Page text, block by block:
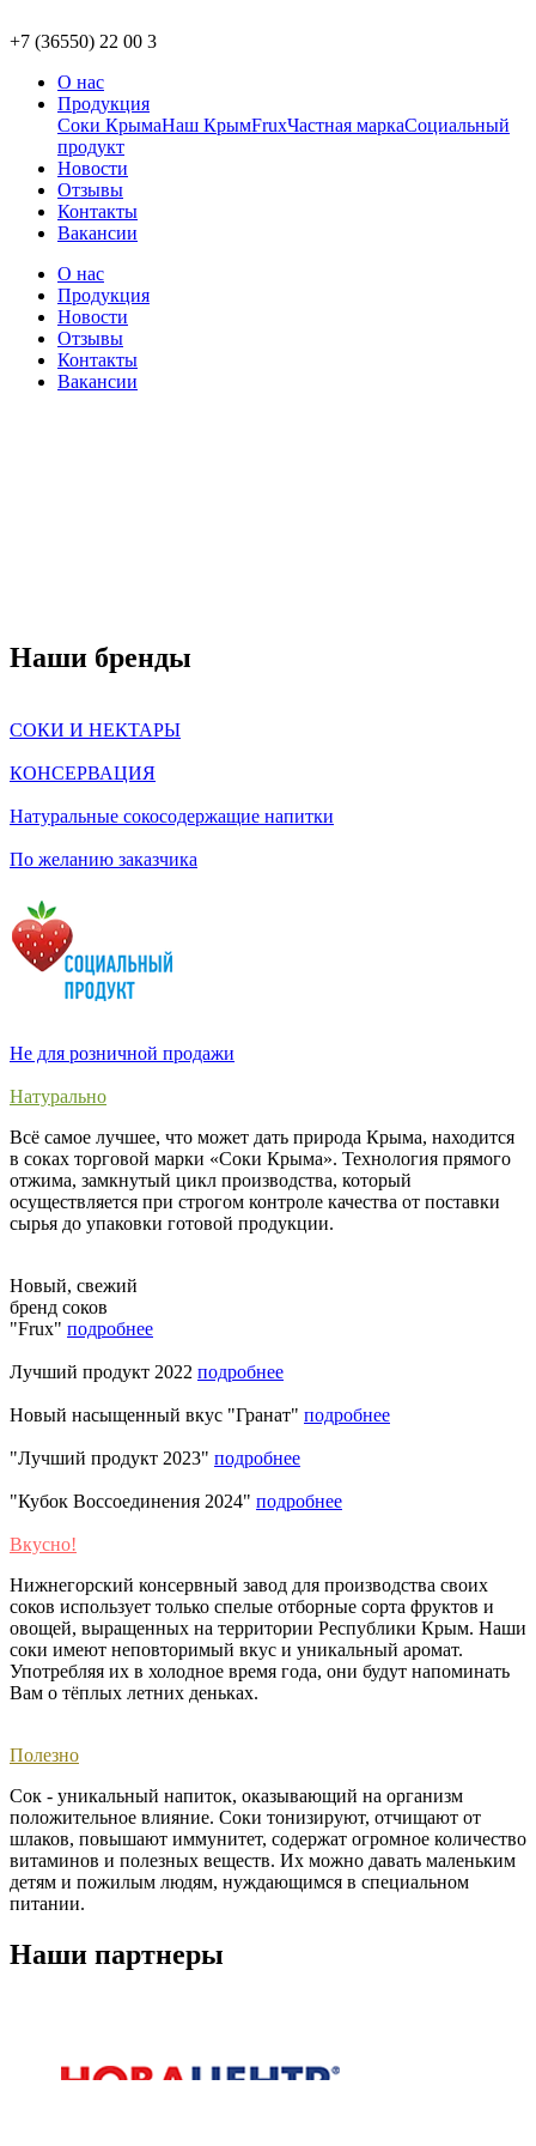
+7 (36550) 22 00 3
О нас
Продукция
Соки КрымаНаш КрымFruxЧастная маркаСоциальный
продукт
Новости
Отзывы
Контакты
Вакансии
О нас
Продукция
Новости
Отзывы
Контакты
Вакансии
Наши бренды
СОКИ И НЕКТАРЫ
КОНСЕРВАЦИЯ
Натуральные сокосодержащие напитки
По желанию заказчика
Не для розничной продажи
Натурально
Всё самое лучшее, что может дать природа Крыма, находится
в соках торговой марки «Соки Крыма». Технология прямого
отжима, замкнутый цикл производства, который
осуществляется при строгом контроле качества от поставки
сырья до упаковки готовой продукции.
Новый, свежий
бренд соков
"Frux" подробнее
Лучший продукт 2022 подробнее
Новый насыщенный вкус "Гранат" подробнее
"Лучший продукт 2023" подробнее
"Кубок Воссоединения 2024" подробнее
Вкусно!
Нижнегорский консервный завод для производства своих
соков использует только спелые отборные сорта фруктов и
овощей, выращенных на территории Республики Крым. Наши
соки имеют неповторимый вкус и уникальный аромат.
Употребляя их в холодное время года, они будут напоминать
Вам о тёплых летних деньках. ​
Полезно
Сок - уникальный напиток, оказывающий на организм
положительное влияние. Соки тонизируют, отчищают от
шлаков, повышают иммунитет, содержат огромное количество
витаминов и полезных веществ. Их можно давать маленьким
детям и пожилым людям, нуждающимся в специальном
питании.
Наши партнеры